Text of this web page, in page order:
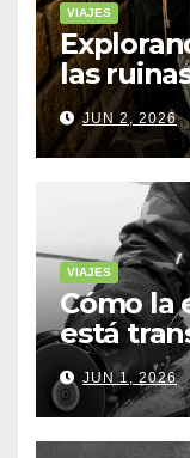
VIAJES
las
deJUN 2, 2026
VIAJES
Cómo la
está
JUN 1, 2026